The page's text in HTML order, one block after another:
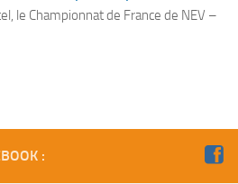
le Championnat de France de NEV –
: